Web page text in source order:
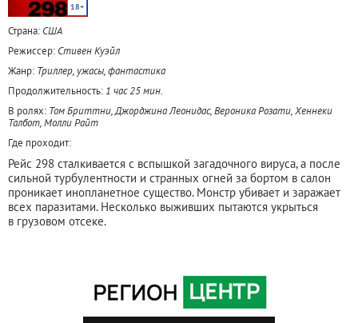
18+
Страна: США
Режиссер: Стивен Куэйл
Жанр: Триллер, ужасы, фантастика
Продолжительность: 1 час 25 мин.
В ролях: Том Бриттни, Джорджина Леонидас, Вероника Розати, Хеннеки
Талбот, Молли Райт
Где проходит:
Рейс 298 сталкивается с вспышкой загадочного вируса, а после
сильной турбулентности и странных огней за бортом в салон
проникает инопланетное существо. Монстр убивает и заражает
всех паразитами. Несколько выживших пытаются укрыться
в грузовом отсеке.